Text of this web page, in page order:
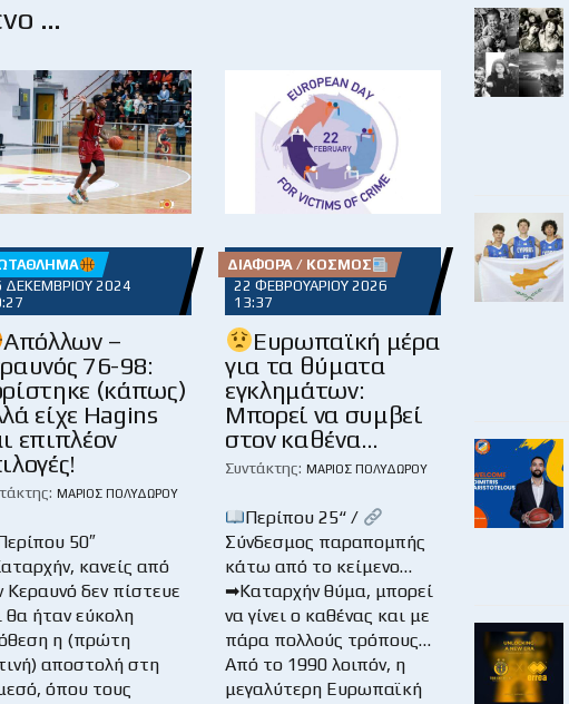
…
ΔΕΚΕΜΒΡΊΟΥ 2024
Απόλλων –
76-98:
(κάπως)
είχε Hagins
επιπλέον
ΜΆΡΙΟΣ ΠΟΛΥΔΏΡΟΥ
50″
κανείς από
Κεραυνό δεν πίστευε
θα ήταν εύκολη
η (πρώτη
αποστολή στη
όπου τους
ΔΙΆΦΟΡΑ / ΚΌΣΜΟΣ
22 ΦΕΒΡΟΥΑΡΊΟΥ 2026
13:37
Ευρωπαϊκή μέρα
για τα θύματα
εγκλημάτων:
Μπορεί να συμβεί
στον καθένα…
Συντάκτης: ΜΆΡΙΟΣ ΠΟΛΥΔΏΡΟΥ
Περίπου 25“ /
Σύνδεσμος παραπομπής
κάτω από το κείμενο…
➡Καταρχήν θύμα, μπορεί
να γίνει ο καθένας και με
πάρα πολλούς τρόπους…
Από το 1990 λοιπόν, η
μεγαλύτερη Ευρωπαϊκή